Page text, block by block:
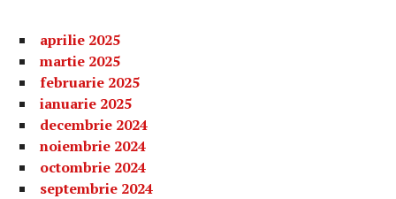
aprilie 2025
martie 2025
februarie 2025
ianuarie 2025
decembrie 2024
noiembrie 2024
octombrie 2024
septembrie 2024